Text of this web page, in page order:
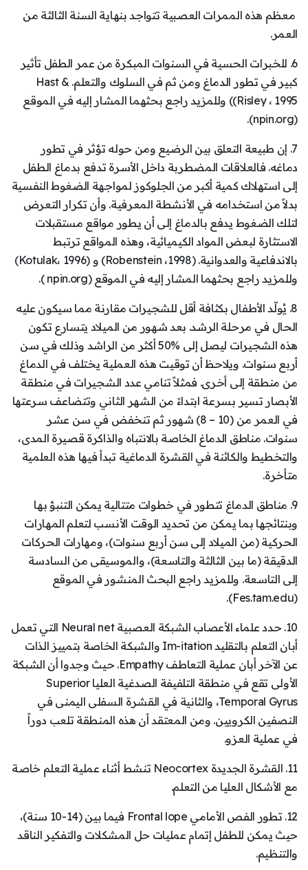
معظم هذه الممرات العصبية تتواجد بنهاية السنة الثالثة من
العمر.
6. للخبرات الحسية في السنوات المبكرة من عمر الطفل تأثير
كبير في تطور الدماغ ومن ثم في السلوك والتعلم. Hast &
Risley ، 1995)) وللمزيد راجع بحثهما المشار إليه في الموقع
(npin.org).
7. إن طبيعة التعلق بين الرضيع ومن حوله تؤثر في تطور
دماغه. فالعلاقات المضطربة داخل الأسرة تدفع بدماغ الطفل
إلى استهلاك كمية أكبر من الجلوكوز لمواجهة الضغوط النفسية
بدلاً من استخدامه في الأنشطة المعرفية. وأن تكرار التعرض
لتلك الضغوط يدفع بالدماغ إلى أن يطور مواقع مستقبلات
الاستثارة لبعض المواد الكيميائية، وهذه المواقع ترتبط
بالاندفاعية والعدوانية. (Robenstein ،1998) و (Kotulak، 1996)
وللمزيد راجع بحثهما المشار إليه في الموقع (npin.org ).
8. يُولّد الأطفال بكثافة أقل للشجيرات مقارنة مما سيكون عليه
الحال في مرحلة الرشد. بعد شهور من الميلاد يتسارع تكون
هذه الشجيرات ليصل إلى %50 أكثر من الراشد وذلك في سن
أربع سنوات. ويلاحظ أن توقيت هذه العملية يختلف في الدماغ
من منطقة إلى أخرى. فمثلاً تنامي عدد الشجيرات في منطقة
الأبصار تسير بسرعة ابتداءً من الشهر الثاني وتتضاعف سرعتها
في العمر من (10 – 8) شهور ثم تنخفض في سن عشر
سنوات. مناطق الدماغ الخاصة بالانتباه والذاكرة قصيرة المدى،
والتخطيط والكائنة في القشرة الدماغية تبدأ فيها هذه العلمية
متأخرة.
9. مناطق الدماغ تتطور في خطوات متتالية يمكن التنبؤ بها
وبنتائجها بما يمكن من تحديد الوقت الأنسب لتعلم المهارات
الحركية (من الميلاد إلى سن أربع سنوات)، ومهارات الحركات
الدقيقة (ما بين الثالثة والتاسعة)، والموسيقى من السادسة
إلى التاسعة. وللمزيد راجع البحث المنشور في الموقع
(Fes.tam.edu).
10. حدد علماء الأعصاب الشبكة العصبية Neural net التي تعمل
أبان التعلم بالتقليد Im-itation والشبكة الخاصة بتمييز الذات
عن الآخر أبان عملية التعاطف Empathy. حيث وجدوا أن الشبكة
الأولى تقع في منطقة التلفيفة الصدغية العليا Superior
Temporal Gyrus، والثانية في القشرة السفلى اليمنى في
النصفين الكرويين. ومن المعتقد أن هذه المنطقة تلعب دوراً
في عملية العزو.
11. القشرة الجديدة Neocortex تنشط أثناء عملية التعلم خاصة
مع الأشكال العليا من التعلم.
12. تطور الفص الأمامي Frontal lope فيما بين (14-10 سنة)،
حيث يمكن للطفل إتمام عمليات حل المشكلات والتفكير الناقد
والتنظيم.